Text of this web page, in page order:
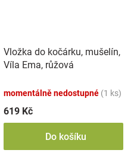
Vložka do kočárku, mušelín,
Víla Ema, růžová
momentálně nedostupné (1 ks)
619 Kč
Do košíku